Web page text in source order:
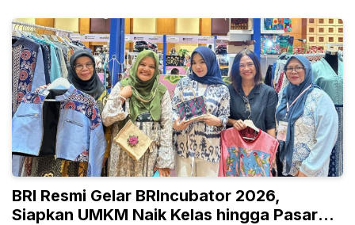
BRI Resmi Gelar BRIncubator 2026,
Siapkan UMKM Naik Kelas hingga Pasar